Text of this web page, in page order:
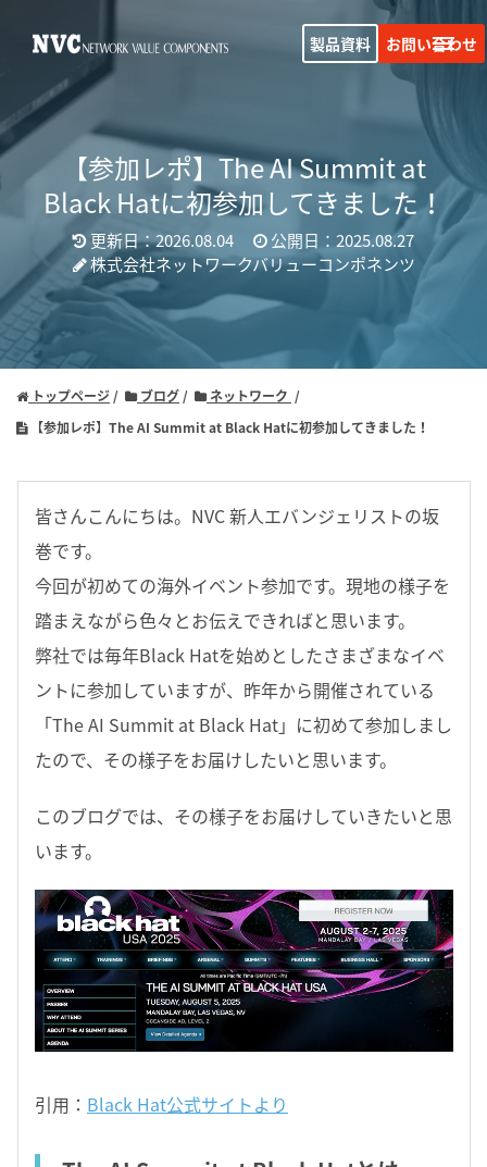
製品資料 お問い合わせ
【参加レポ】The AI Summit at
Black Hatに初参加してきました！
更新日：2026.08.04
公開日：2025.08.27
株式会社ネットワークバリューコンポネンツ
トップページ ブログ
ネットワーク
【参加レポ】The AI Summit at Black Hatに初参加してきました！
皆さんこんにちは。NVC 新人エバンジェリストの坂
巻です。
今回が初めての海外イベント参加です。現地の様子を
踏まえながら色々とお伝えできればと思います。
弊社では毎年Black Hatを始めとしたさまざまなイベ
ントに参加していますが、昨年から開催されている
「The AI Summit at Black Hat」に初めて参加しまし
たので、その様子をお届けしたいと思います。
このブログでは、その様子をお届けしていきたいと思
います。
引用： Black Hat公式サイトより